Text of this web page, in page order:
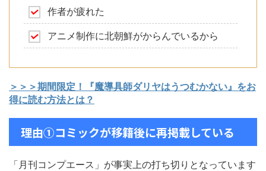
作者が疲れた
アニメ制作に北朝鮮がからんでいるから
＞＞＞期間限定！『魔導具師ダリヤはうつむかない』をお
得に読む方法とは？
理由①コミックが移籍後に再掲載している
「月刊コンプエース」が事実上の打ち切りとなっています